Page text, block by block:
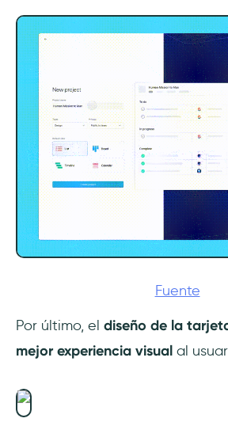
Fuente
Por último, el diseño de la
mejor experiencia visual al